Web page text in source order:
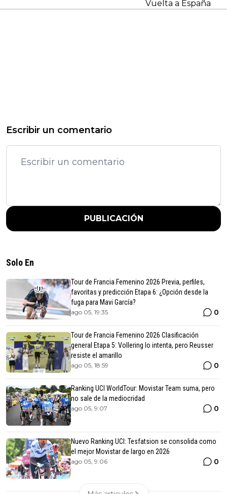
Vuelta a España
Escribir un comentario
PUBLICACIÓN
Solo En
Tour de Francia Femenino 2026 Previa, perfiles,
favoritas y predicción Etapa 6: ¿Opción desde la
fuga para Mavi García?
ago 05, 19:35 0
Tour de Francia Femenino 2026 Clasificación
general Etapa 5: Vollering lo intenta, pero Reusser
resiste el amarillo
ago 05, 18:59 0
Ranking UCI WorldTour: Movistar Team suma, pero
no sale de la mediocridad
ago 05, 9:07 0
Nuevo Ranking UCI: Tesfatsion se consolida como
el mejor Movistar de largo en 2026
ago 05, 9:06 0